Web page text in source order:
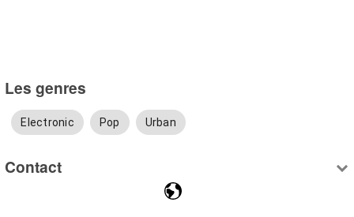
Les genres
Electronic Pop Urban
Contact